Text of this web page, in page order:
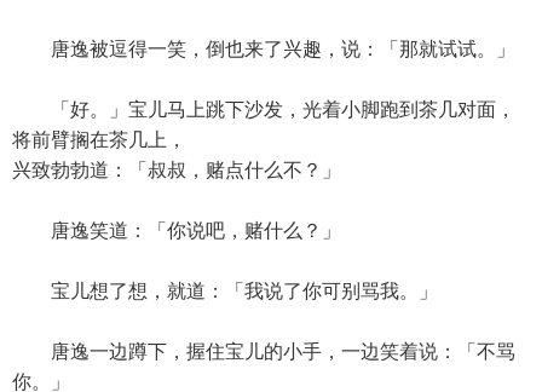
唐逸被逗得一笑，倒也来了兴趣，说：「那就试试。」
「好。」宝儿马上跳下沙发，光着小脚跑到茶几对面，
将前臂搁在茶几上，
兴致勃勃道：「叔叔，赌点什么不？」
唐逸笑道：「你说吧，赌什么？」
宝儿想了想，就道：「我说了你可别骂我。」
唐逸一边蹲下，握住宝儿的小手，一边笑着说：「不骂
你。」